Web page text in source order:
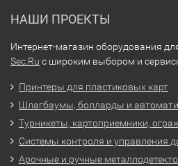
НАШИ ПРОЕКТЫ
Интернет-магазин оборудования
Sec.Ru с широким выбором и
Принтеры для пластиковых карт
Шлагбаумы, болларды и
Турникеты, картоприемники,
Системы контроля и управления
Арочные и ручные